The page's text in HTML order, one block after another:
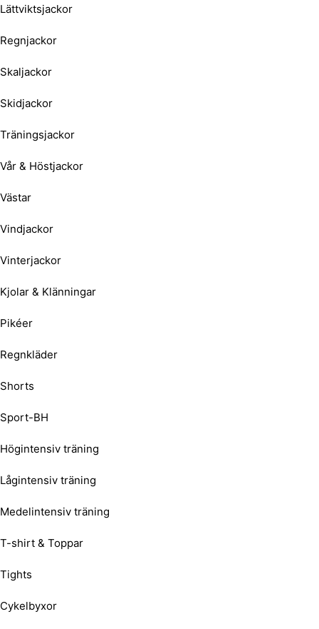
Lättviktsjackor
Regnjackor
Skaljackor
Skidjackor
Träningsjackor
Vår & Höstjackor
Västar
Vindjackor
Vinterjackor
Kjolar & Klänningar
Pikéer
Regnkläder
Shorts
Sport-BH
Högintensiv träning
Lågintensiv träning
Medelintensiv träning
T-shirt & Toppar
Tights
Cykelbyxor